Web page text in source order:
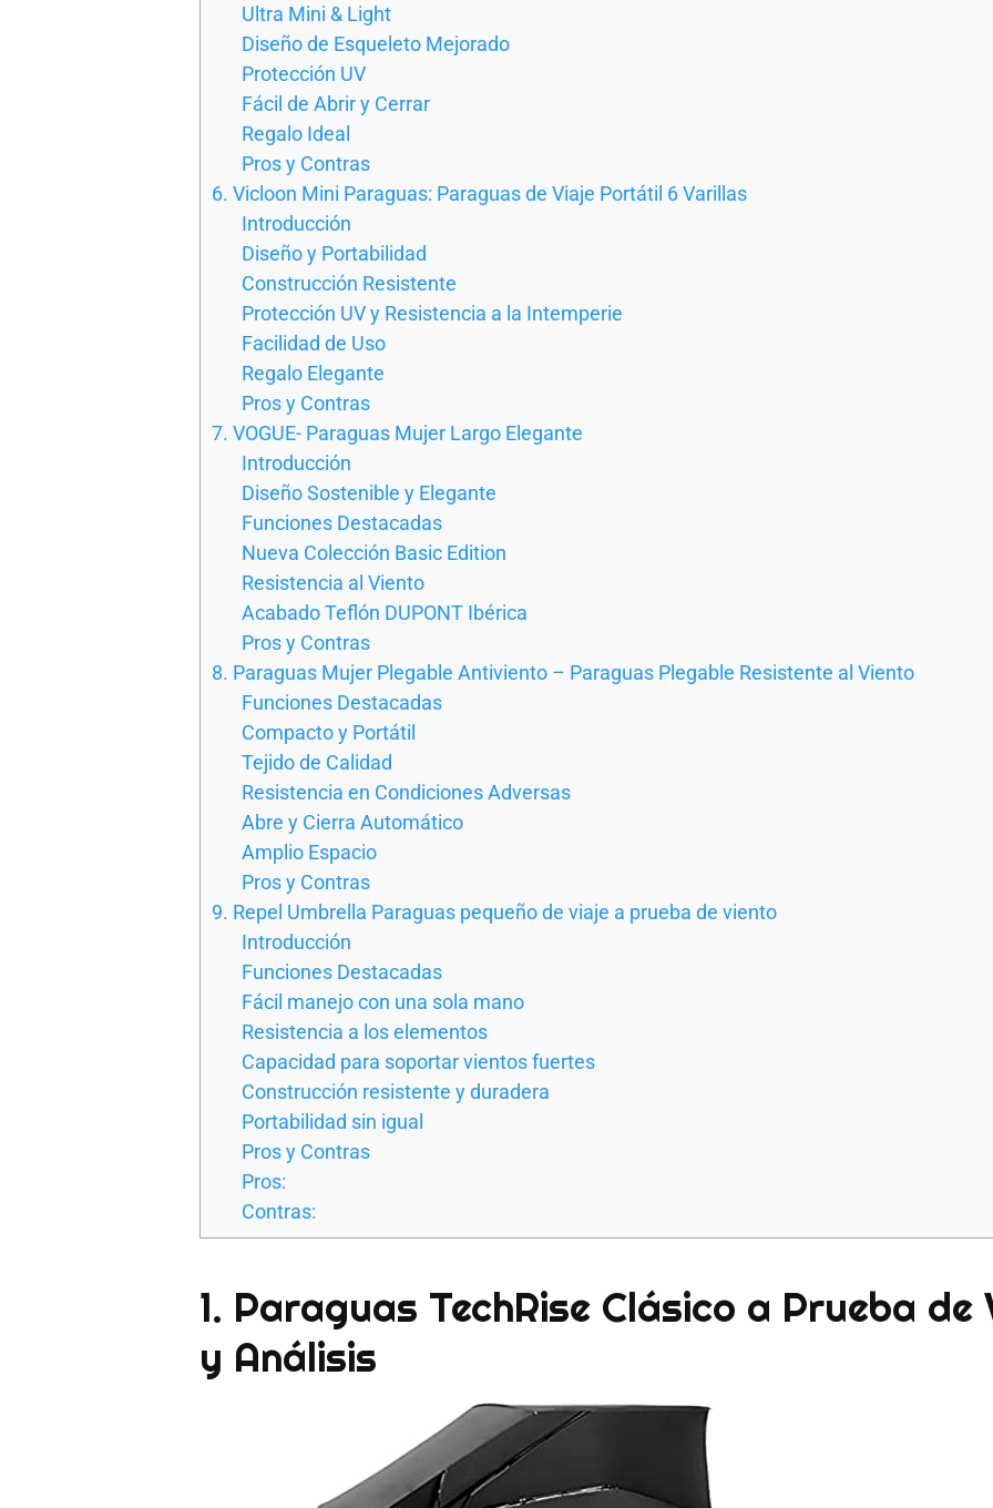
Ultra Mini & Light
Diseño de Esqueleto Mejorado
Protección UV
Fácil de Abrir y Cerrar
Regalo Ideal
Pros y Contras
6. Vicloon Mini Paraguas: Paraguas de Viaje Portátil 6 Varillas
Introducción
Diseño y Portabilidad
Construcción Resistente
Protección UV y Resistencia a la Intemperie
Facilidad de Uso
Regalo Elegante
Pros y Contras
7. VOGUE- Paraguas Mujer Largo Elegante
Introducción
Diseño Sostenible y Elegante
Funciones Destacadas
Nueva Colección Basic Edition
Resistencia al Viento
Acabado Teflón DUPONT Ibérica
Pros y Contras
8. Paraguas Mujer Plegable Antiviento – Paraguas Plegable Resistente al Viento
Funciones Destacadas
Compacto y Portátil
Tejido de Calidad
Resistencia en Condiciones Adversas
Abre y Cierra Automático
Amplio Espacio
Pros y Contras
9. Repel Umbrella Paraguas pequeño de viaje a prueba de viento
Introducción
Funciones Destacadas
Fácil manejo con una sola mano
Resistencia a los elementos
Capacidad para soportar vientos fuertes
Construcción resistente y duradera
Portabilidad sin igual
Pros y Contras
Pros:
Contras:
1. Paraguas TechRise Clásico a Prueba de
y Análisis